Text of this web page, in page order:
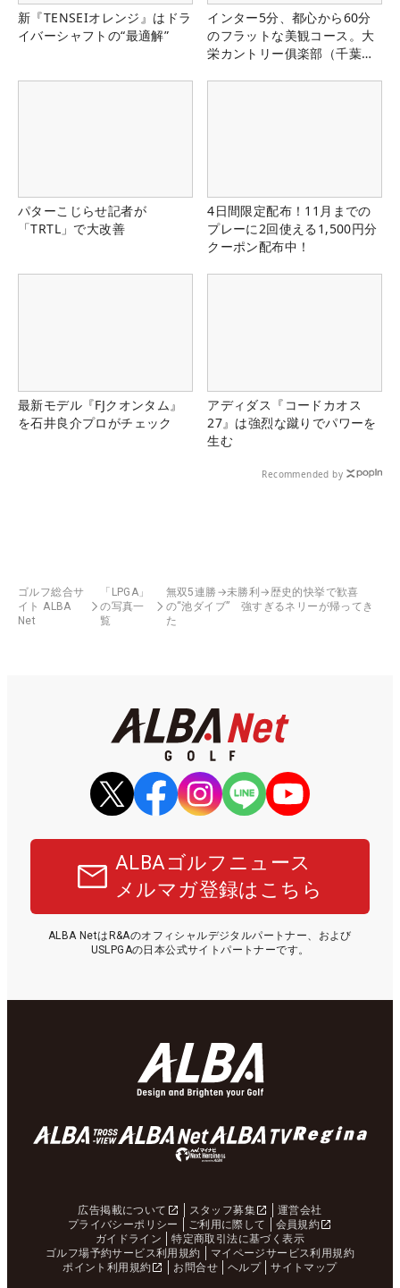
新『TENSEIオレンジ』はドラ
イバーシャフトの“最適解”
インター5分、都心から60分
のフラットな美観コース。大
栄カントリー俱楽部（千葉
パターこじらせ記者が
「TRTL」で大改善
4日間限定配布！11月までの
プレーに2回使える1,500円分
クーポン配布中！
最新モデル『FJクオンタム』
を石井良介プロがチェック
アディダス『コードカオス
27』は強烈な蹴りでパワーを
生む
Recommended by
ゴルフ総合サ
イト ALBA
Net
「LPGA」
の写真一
覧
無双5連勝→未勝利→歴史的快挙で歓喜
の“池ダイブ” 強すぎるネリーが帰ってき
た
ALBAゴルフニュース
メルマガ登録はこちら
ALBA NetはR&Aのオフィシャルデジタルパートナー、および
USLPGAの日本公式サイトパートナーです。
広告掲載について スタッフ募集
運営会社
プライバシーポリシー
ご利用に際して
会員規約
ガイドライン
特定商取引法に基づく表示
ゴルフ場予約サービス利用規約
マイページサービス利用規約
ポイント利用規約
お問合せ ヘルプ サイトマップ